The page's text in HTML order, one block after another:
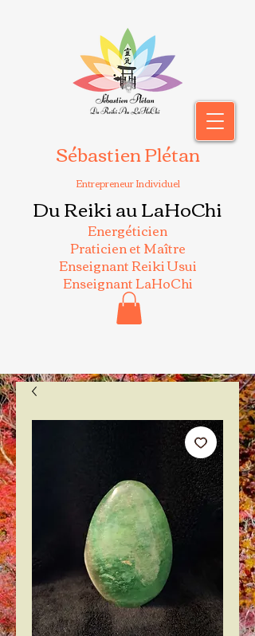
Sébastien Plétan
Entrepreneur Individuel
Du Reiki au LaHoChi
Energéticien
Praticien et Maître
Enseignant Reiki Usui
Enseignant LaHoChi